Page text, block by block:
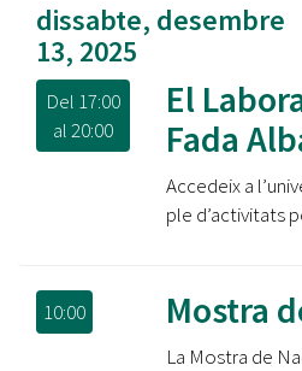
dissabte, desembre
13, 2025
Del 17:00
al20:00
El
Fada
Accedeix a
ple d’activitats
10:00 Mostra
La Mostra de